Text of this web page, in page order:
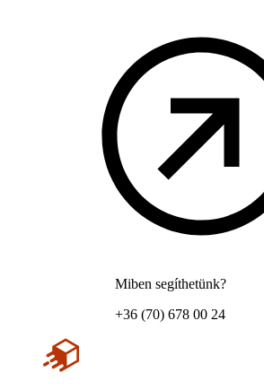
Miben segíthetünk?
+36 (70) 678 00 24